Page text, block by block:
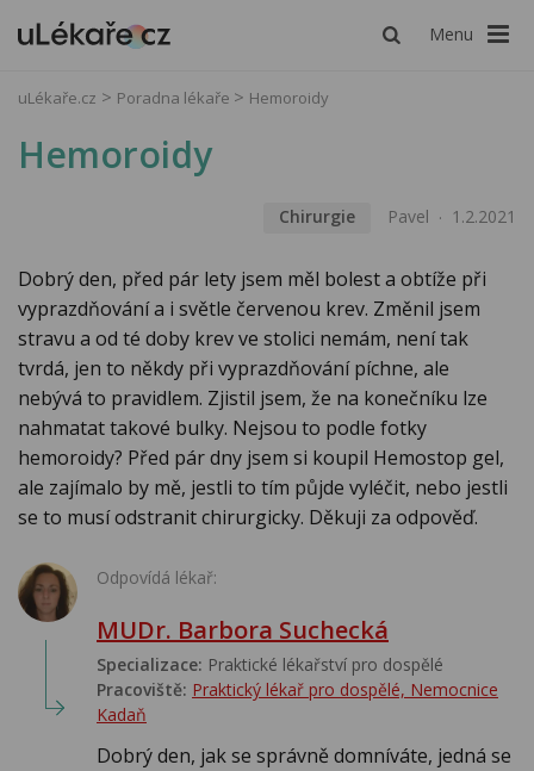
Menu
uLékaře.cz Poradna lékaře Hemoroidy
Hemoroidy
Chirurgie Pavel 1.2.2021
Dobrý den, před pár lety jsem měl bolest a obtíže při
vyprazdňování a i světle červenou krev. Změnil jsem
stravu a od té doby krev ve stolici nemám, není tak
tvrdá, jen to někdy při vyprazdňování píchne, ale
nebývá to pravidlem. Zjistil jsem, že na konečníku lze
nahmatat takové bulky. Nejsou to podle fotky
hemoroidy? Před pár dny jsem si koupil Hemostop gel,
ale zajímalo by mě, jestli to tím půjde vyléčit, nebo jestli
se to musí odstranit chirurgicky. Děkuji za odpověď.
Odpovídá lékař:
MUDr. Barbora Suchecká
Specializace: Praktické lékařství pro dospělé
Pracoviště: Praktický lékař pro dospělé, Nemocnice
Kadaň
Dobrý den, jak se správně domníváte, jedná se